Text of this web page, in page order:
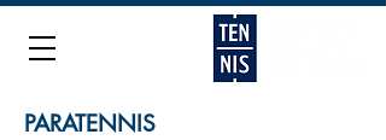
PARATENNIS